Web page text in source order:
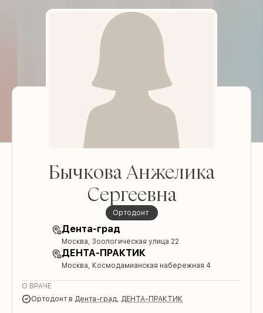
Бычкова Анжелика
Сергеевна
Ортодонт
Дента-град
Москва, Зоологическая улица 22
ДЕНТА-ПРАКТИК
Москва, Космодамианская набережная 4
О ВРАЧЕ
Ортодонт в Дента-град, ДЕНТА-ПРАКТИК